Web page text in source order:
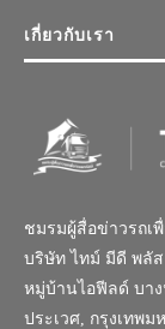
เกี่ยวกับเรา
ชมรมผู้สื่อข่าวรถเ
บริษัท ไทม์ มีดี พลัส
หมู่บ้านไอฟีลด์ บาง
ประเวศ, กรุงเทพม